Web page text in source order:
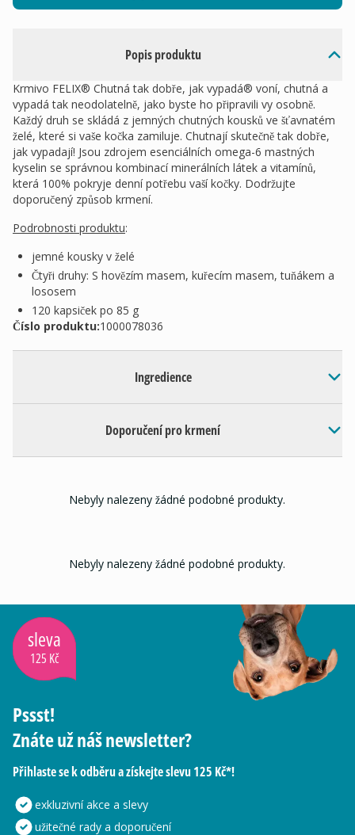
Popis produktu
Krmivo FELIX® Chutná tak dobře, jak vypadá® voní, chutná a
vypadá tak neodolatelně, jako byste ho připravili vy osobně.
Každý druh se skládá z jemných chutných kousků ve šťavnatém
želé, které si vaše kočka zamiluje. Chutnají skutečně tak dobře,
jak vypadají! Jsou zdrojem esenciálních omega-6 mastných
kyselin se správnou kombinací minerálních látek a vitamínů,
která 100% pokryje denní potřebu vaší kočky. Dodržujte
doporučený způsob krmení.
Podrobnosti produktu:
jemné kousky v želé
Čtyři druhy: S hovězím masem, kuřecím masem, tuňákem a
lososem
120 kapsiček po 85 g
Číslo produktu:1000078036
Ingredience
Doporučení pro krmení
Nebyly nalezeny žádné podobné produkty.
Nebyly nalezeny žádné podobné produkty.
sleva
125 Kč
Pssst!
Znáte už náš newsletter?
Přihlaste se k odběru a získejte slevu 125 Kč*!
exkluzivní akce a slevy
užitečné rady a doporučení